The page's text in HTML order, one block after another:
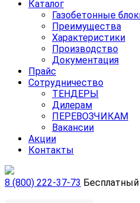
Каталог
Газобетонные
Преимущества
Характеристики
Производство
Документация
Прайс
Сотрудничество
ТЕНДЕРЫ
Дилерам
ПЕРЕВОЗЧИКАМ
Вакансии
Акции
Контакты
8 (800) 222-37-73